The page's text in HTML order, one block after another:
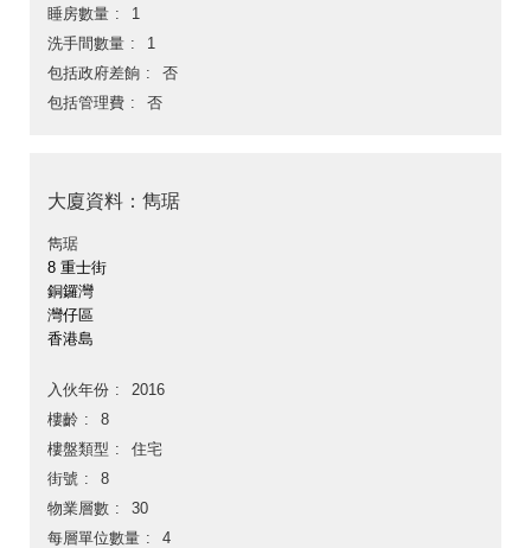
睡房數量
1
洗手間數量
1
包括政府差餉
否
包括管理費
否
大廈資料：雋琚
雋琚
8 重士街
銅鑼灣
灣仔區
香港島
入伙年份
2016
樓齡
8
樓盤類型
住宅
街號
8
物業層數
30
每層單位數量
4